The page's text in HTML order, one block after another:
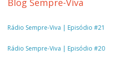
Rádio Sempre-Viva | Episódio #21
Rádio Sempre-Viva | Episódio #20